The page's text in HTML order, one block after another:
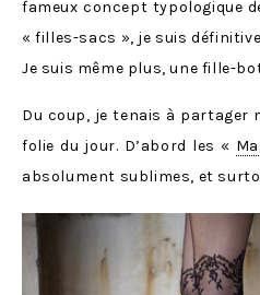
fameux concept typologique
« filles-sacs », je suis
Je suis même plus, une fille-
Du coup, je tenais à partager
folie du jour. D’abord les «
absolument sublimes, et